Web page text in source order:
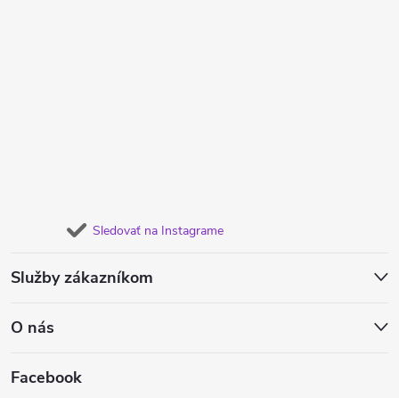
Sledovať na Instagrame
Služby zákazníkom
O nás
Facebook